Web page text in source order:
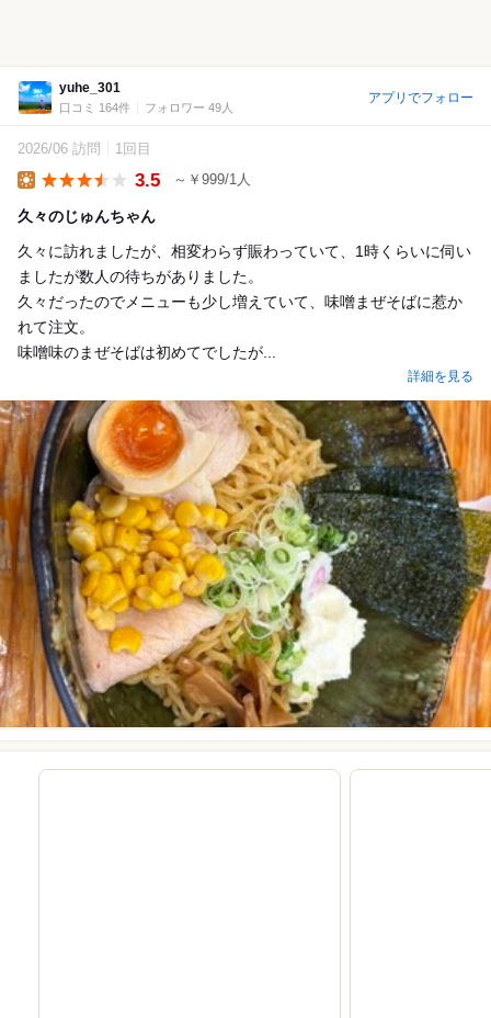
yuhe_301
口コミ 164件 フォロワー 49人
アプリでフォロー
2026/06 訪問 1回目
3.5 ～￥999/1人
久々のじゅんちゃん
久々に訪れましたが、相変わらず賑わっていて、1時くらいに伺い
ましたが数人の待ちがありました。
久々だったのでメニューも少し増えていて、味噌まぜそばに惹か
れて注文。
味噌味のまぜそばは初めてでしたが...
詳細を見る